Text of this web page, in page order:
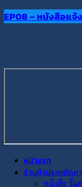
EP08 – หนังสือแจ้
หน้าแรก
ร้านค้าประหยัดภ
หนังสือ รู้แ